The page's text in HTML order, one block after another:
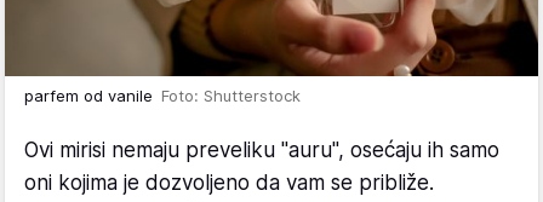
parfem od vanile Foto: Shutterstock
Ovi mirisi nemaju preveliku "auru", osećaju ih samo
oni kojima je dozvoljeno da vam se približe.